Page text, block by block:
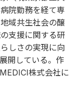
院勤務を経て専
域共生社会の醸
支援に関する研
しさの実現に向
開している。作
株式会社に